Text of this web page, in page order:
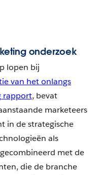
onderzoek
lopen bij
van het onlangs
rapport, bevat
marketeers
in de strategische
als
met de
die de branche